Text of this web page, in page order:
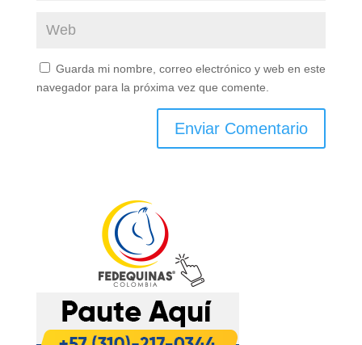
Guarda mi nombre, correo electrónico y web en este
navegador para la próxima vez que comente.